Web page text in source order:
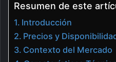
Resumen de este
Introducción
Precios y
Contexto del Mercado